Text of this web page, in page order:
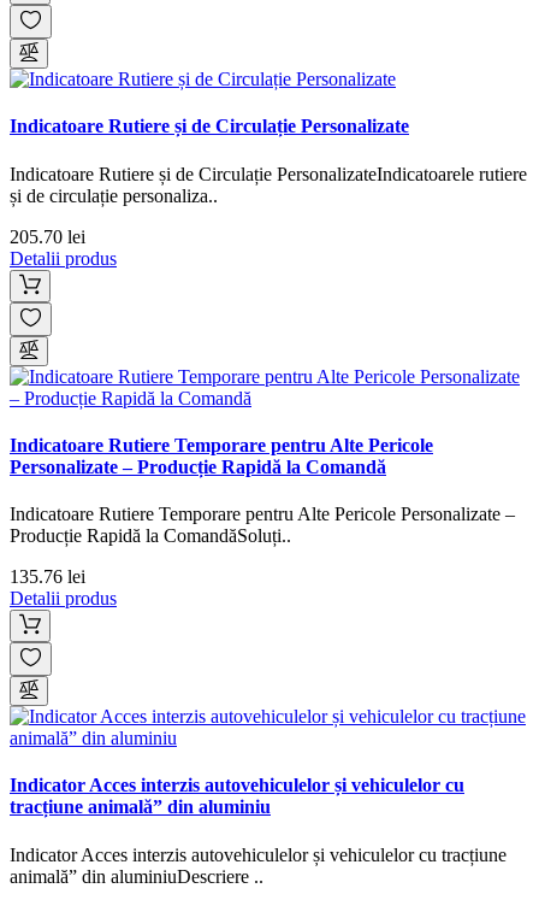
Indicatoare Rutiere și de Circulație Personalizate
Indicatoare Rutiere și de Circulație PersonalizateIndicatoarele rutiere
și de circulație personaliza..
205.70 lei
Detalii produs
Indicatoare Rutiere Temporare pentru Alte Pericole
Personalizate – Producție Rapidă la Comandă
Indicatoare Rutiere Temporare pentru Alte Pericole Personalizate –
Producție Rapidă la ComandăSoluți..
135.76 lei
Detalii produs
Indicator Acces interzis autovehiculelor și vehiculelor cu
tracțiune animală” din aluminiu
Indicator Acces interzis autovehiculelor și vehiculelor cu tracțiune
animală” din aluminiuDescriere ..